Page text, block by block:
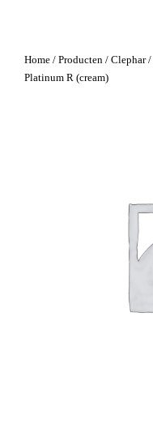
Home / Producten / Clephar/
Platinum R (cream)